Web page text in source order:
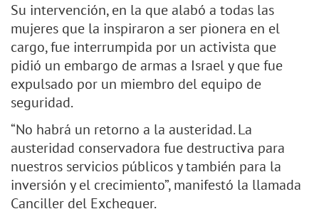
Su intervención, en la que alabó a todas las
mujeres que la inspiraron a ser pionera en el
cargo, fue interrumpida por un activista que
pidió un embargo de armas a Israel y que fue
expulsado por un miembro del equipo de
seguridad.
“No habrá un retorno a la austeridad. La
austeridad conservadora fue destructiva para
nuestros servicios públicos y también para la
inversión y el crecimiento”, manifestó la llamada
Canciller del Exchequer.